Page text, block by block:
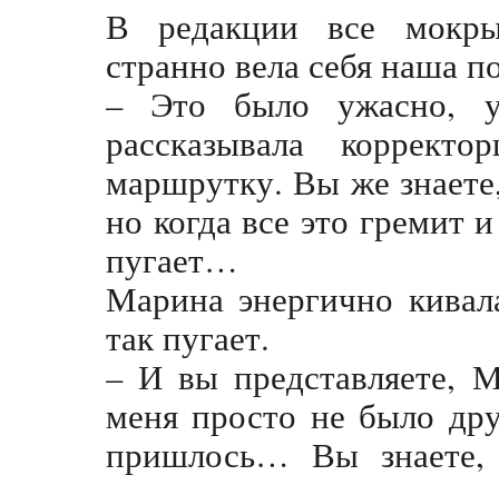
В редакции все
странно вела себя наша
– Это было ужасно,
рассказывала
маршрутку. Вы же
но когда все это гремит
пугает…
Марина энергично
так пугает.
– И вы представляете,
меня просто не было
пришлось… Вы знаете,